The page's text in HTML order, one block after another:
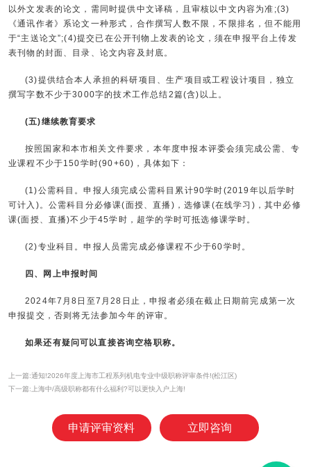
以外文发表的论文，需同时提供中文译稿，且审核以中文内容为准;(3)
《通讯作者》系论文一种形式，合作撰写人数不限，不限排名，但不能用
于“主送论文”;(4)提交已在公开刊物上发表的论文，须在申报平台上传发
表刊物的封面、目录、论文内容及封底。
(3)提供结合本人承担的科研项目、生产项目或工程设计项目，独立
撰写字数不少于3000字的技术工作总结2篇(含)以上。
(五)继续教育要求
按照国家和本市相关文件要求，本年度申报本评委会须完成公需、专
业课程不少于150学时(90+60)，具体如下：
(1)公需科目。申报人须完成公需科目累计90学时(2019年以后学时
可计入)。公需科目分必修课(面授、直播)，选修课(在线学习)，其中必修
课(面授、直播)不少于45学时，超学的学时可抵选修课学时。
(2)专业科目。申报人员需完成必修课程不少于60学时。
四、网上申报时间
2024年7月8日至7月28日止，申报者必须在截止日期前完成第一次
申报提交，否则将无法参加今年的评审。
如果还有疑问可以直接咨询空格职称。
上一篇:通知!2026年度上海市工程系列机电专业中级职称评审条件!(松江区)
下一篇:上海中/高级职称都有什么福利?可以更快入户上海!
申请评审资料 立即咨询